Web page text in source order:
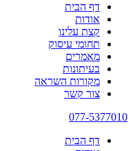
דף הבית
אודות
קצת עלינו
תחומי עיסוק
מאמרים
בעיתונות
מקורות השראה
צור קשר
077-5377010
דף הבית